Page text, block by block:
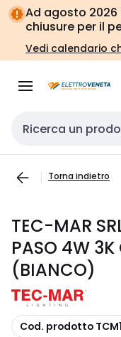
Vai alla
navigazione
Vai
alla
pagina
Ad agosto
chiusure per il
Vedi calendario
Cerca input
Torna indietro
TEC-MAR
PASO 4W
(BIANCO)
copia
Cod. prodotto